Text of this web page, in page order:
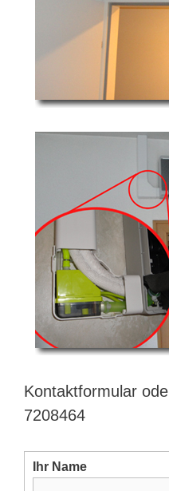
Kontaktformular
7208464
Ihr Name